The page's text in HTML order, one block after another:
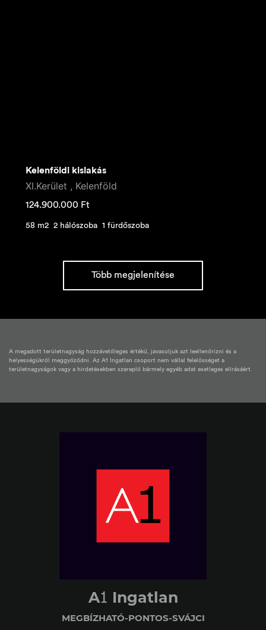
Kelenföldi kislakás
XI.Kerület , Kelenföld
124.900.000 Ft
58 m2 2 hálószoba 1 fürdőszoba
Több megjelenítése
A megadott területnagyság hozzávetőleges értékű, javasoljuk azt leellenőrizni és a
helyességükről meggyőződni. Az A1 Ingatlan csoport nem vállal felelősséget a
területnagyságok vagy a hirdetésekben szereplő bármely egyéb adat esetleges elírásáért.
A1 Ingatlan
MEGBÍZHATÓ-PONTOS-SVÁJCI